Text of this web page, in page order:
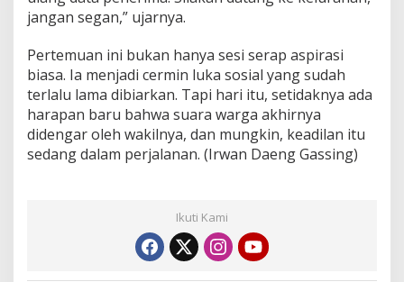
jangan segan,” ujarnya.
Pertemuan ini bukan hanya sesi serap aspirasi
biasa. Ia menjadi cermin luka sosial yang sudah
terlalu lama dibiarkan. Tapi hari itu, setidaknya ada
harapan baru bahwa suara warga akhirnya
didengar oleh wakilnya, dan mungkin, keadilan itu
sedang dalam perjalanan. (Irwan Daeng Gassing)
Ikuti Kami